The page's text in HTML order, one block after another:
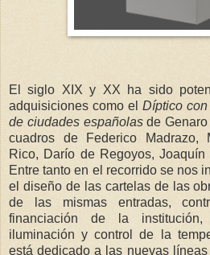
El siglo XIX y XX ha sido
adquisiciones como el Díptico
de ciudades españolasde Genaro
cuadros de Federico Madrazo,
Rico, Darío de Regoyos,
Entre tanto en el recorrido se nos
el diseño de las cartelas de las
de las mismas entradas,
financiación de la
iluminación y control de la
está dedicado a las nuevas